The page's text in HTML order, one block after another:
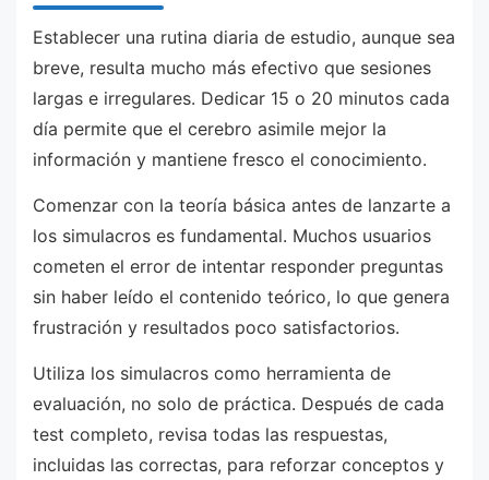
Establecer una rutina diaria de estudio, aunque sea
breve, resulta mucho más efectivo que sesiones
largas e irregulares. Dedicar 15 o 20 minutos cada
día permite que el cerebro asimile mejor la
información y mantiene fresco el conocimiento.
Comenzar con la teoría básica antes de lanzarte a
los simulacros es fundamental. Muchos usuarios
cometen el error de intentar responder preguntas
sin haber leído el contenido teórico, lo que genera
frustración y resultados poco satisfactorios.
Utiliza los simulacros como herramienta de
evaluación, no solo de práctica. Después de cada
test completo, revisa todas las respuestas,
incluidas las correctas, para reforzar conceptos y